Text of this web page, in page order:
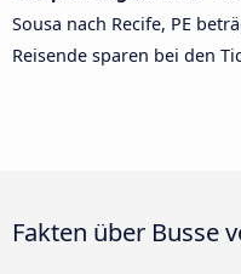
Sousa nach Recife, PE
Reisende sparen bei den
Fakten über Busse